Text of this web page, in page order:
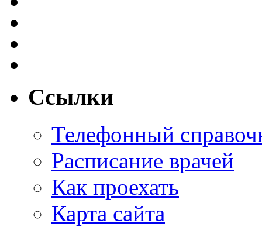
Ссылки
Телефонный
Расписание врачей
Как проехать
Карта сайта